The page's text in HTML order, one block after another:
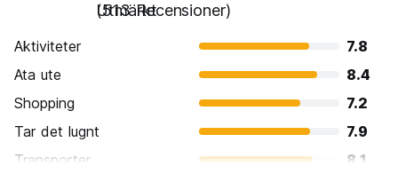
Utmärkt
(513 Recensioner)
Aktiviteter
7.8
Ata ute
8.4
Shopping
7.2
Tar det lugnt
7.9
Transporter
8.1